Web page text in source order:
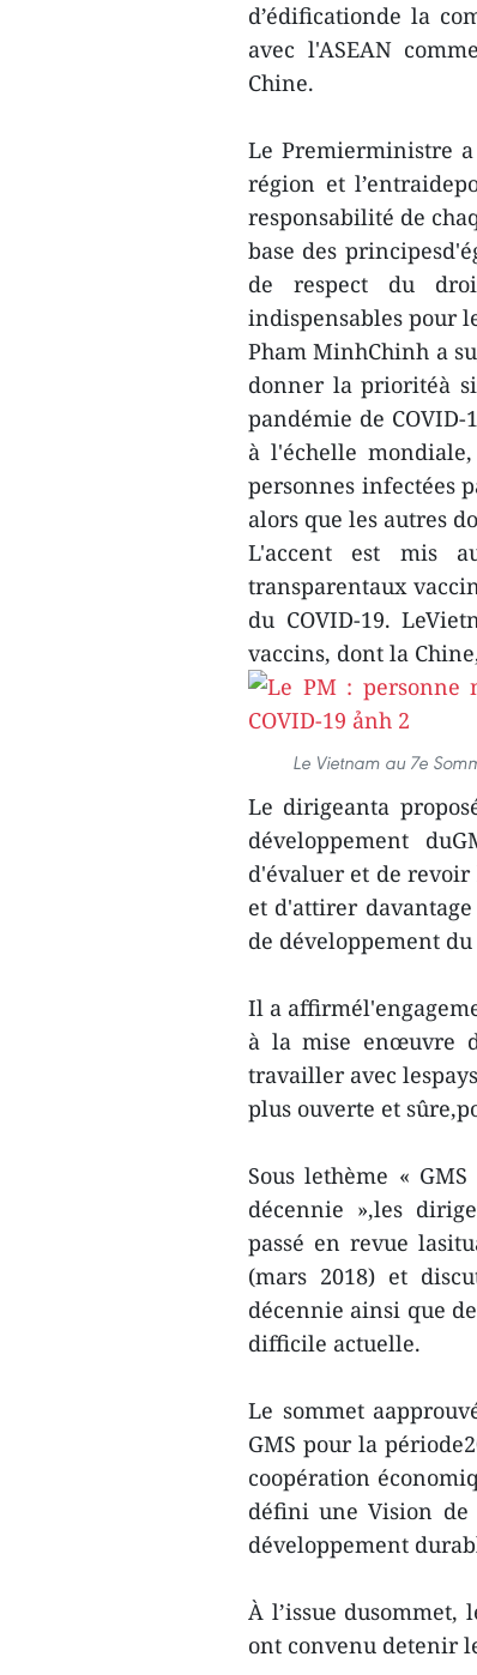
d’édificationde la
avec l'ASEAN
Chine.
Le Premierministre
région et
responsabilité de
base des
de respect du
indispensables pour
Pham MinhChinh a
donner la prioritéà
pandémie de
à l'échelle
personnes infectées
alors que les autres
L'accent est mis
transparentaux
du COVID-19.
vaccins, dont la
Le Vietnam au 7e
Le dirigeanta
développement
d'évaluer et de revoir
et d'attirer
de développement du
Il a
à la mise enœuvre
travailler avec
plus ouverte et
Sous lethème «
décennie »,les
passé en revue
(mars 2018) et
décennie ainsi que
difficile actuelle.
Le sommet
GMS pour la
coopération
défini une Vision de
développement
À l’issue
ont convenu detenir